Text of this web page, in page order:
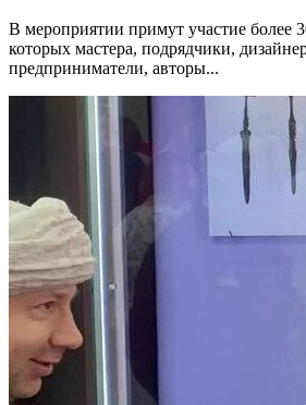
В мероприятии примут участие более
которых мастера, подрядчики,
предприниматели, авторы...